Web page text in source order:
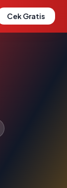
Cek Gratis